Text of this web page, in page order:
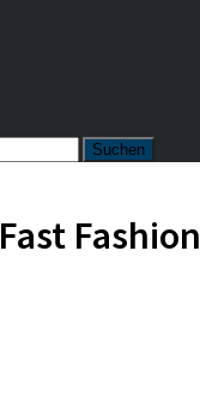
Fast Fashion